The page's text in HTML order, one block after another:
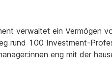
verwaltet ein Vermögen
rund 100 Investment-
eng mit der